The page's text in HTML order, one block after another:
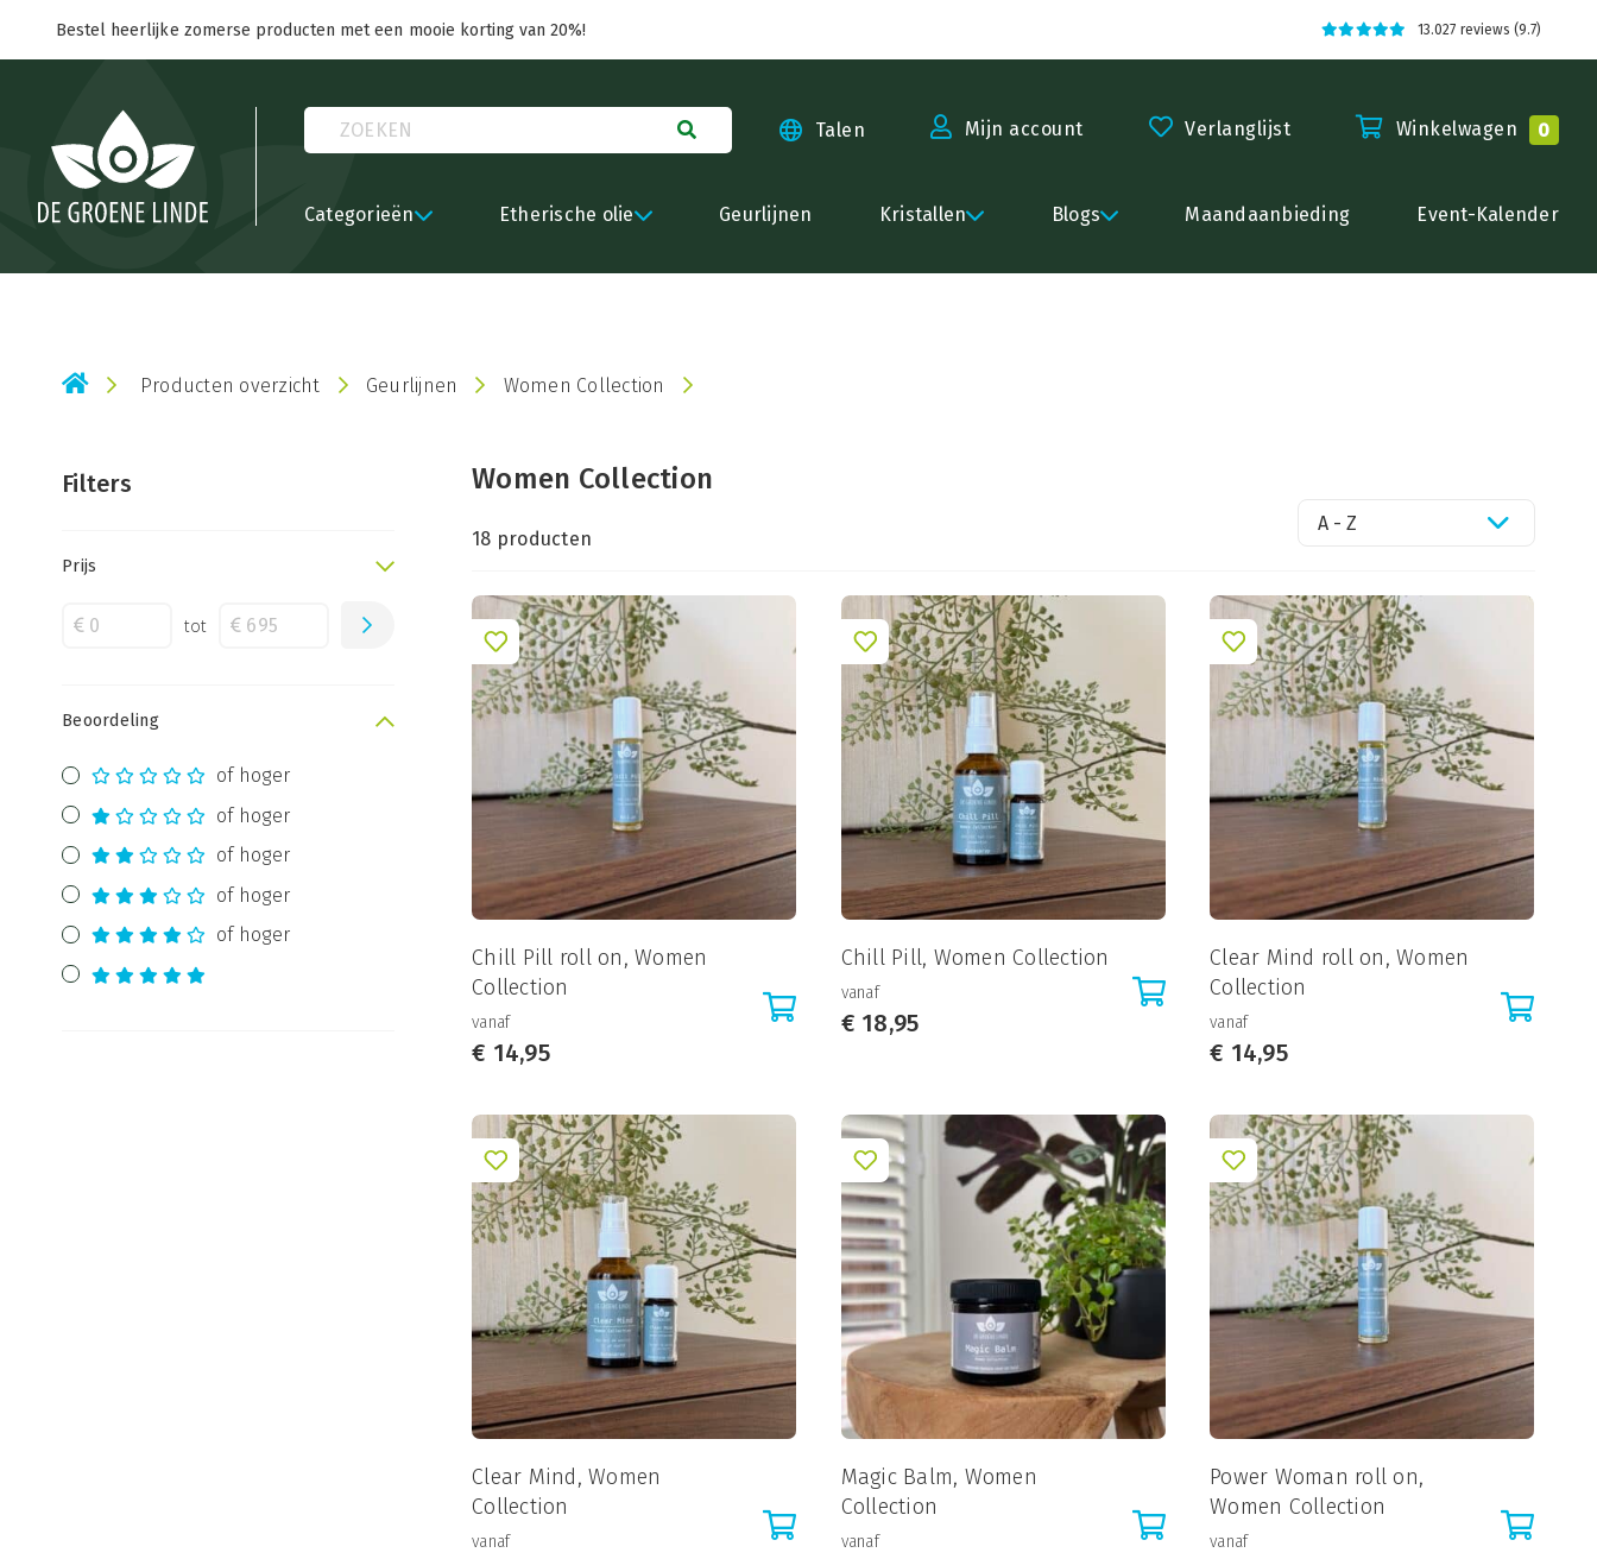
Bestel heerlijke zomerse producten met een mooie korting van 20%! 13.027 reviews (9.7)
Talen Mijn account Verlanglijst Winkelwagen 0
Categorieën Etherische olie Geurlijnen Kristallen Blogs Maandaanbieding Event-Kalender
Producten overzicht Geurlijnen Women Collection
Filters
Prijs
tot
Beoordeling
of hoger
of hoger
of hoger
of hoger
of hoger
Women Collection
18 producten
A - Z
Chill Pill roll on, Women
Collection
vanaf
€ 14,95
Chill Pill, Women Collection
vanaf
€ 18,95
Clear Mind roll on, Women
Collection
vanaf
€ 14,95
Clear Mind, Women
Collection
vanaf
Magic Balm, Women
Collection
vanaf
Power Woman roll on,
Women Collection
vanaf